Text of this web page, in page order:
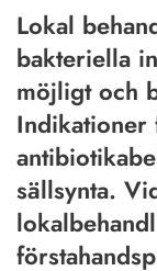
Lokal
bakteriella
möjligt och
sällsynta.